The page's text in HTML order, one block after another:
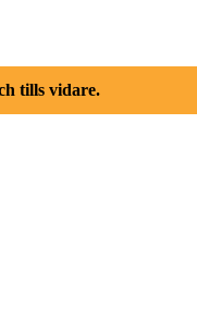
tills vidare.